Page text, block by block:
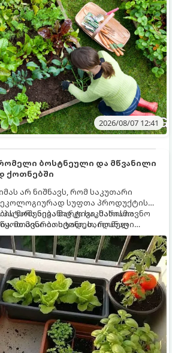
ბოლომდე 5
გაკეთება უნდა მოასწროთ:
2026/08/07 12:41
რომელი ბოსტნეული და მწვანილი
ქოთნებში
არ ნიშნავს, რომ საკუთარი
სუფთა პროდუქტის
აივანიც კი საკმარისია
მინი-ბოსტანი, საიდანაც
არომატულ მწვანილსა და
მოშენება მარტივი, სასიამოვნო
მთავარია იცოდეთ, რომელი
ქოთნის პირობებს ყველაზე კარგად
მათ სწორად.